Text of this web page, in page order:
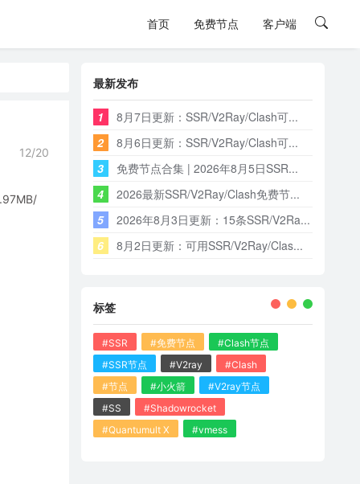
首页 免费节点 客户端
12/20
最新发布
1
8月7日更新：SSR/V2Ray/Clash可...
2
8月6日更新：SSR/V2Ray/Clash可...
3
免费节点合集 | 2026年8月5日SSR...
4
2026最新SSR/V2Ray/Clash免费节...
5
2026年8月3日更新：15条SSR/V2Ra...
6
8月2日更新：可用SSR/V2Ray/Clas...
标签
#SSR #免费节点
#Clash节点
#SSR节点
#V2ray
#Clash
#节点
#小火箭
#V2ray节点
#SS
#Shadowrocket
#Quantumult X
#vmess